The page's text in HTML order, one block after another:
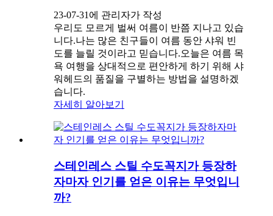
23-07-31에 관리자가 작성
우리도 모르게 벌써 여름이 반쯤 지나고 있습
니다.나는 많은 친구들이 여름 동안 샤워 빈
도를 늘릴 것이라고 믿습니다.오늘은 여름 목
욕 여행을 상대적으로 편안하게 하기 위해 샤
워헤드의 품질을 구별하는 방법을 설명하겠
습니다.
자세히 알아보기
스테인레스 스틸 수도꼭지가 등장하
자마자 인기를 얻은 이유는 무엇입니
까?